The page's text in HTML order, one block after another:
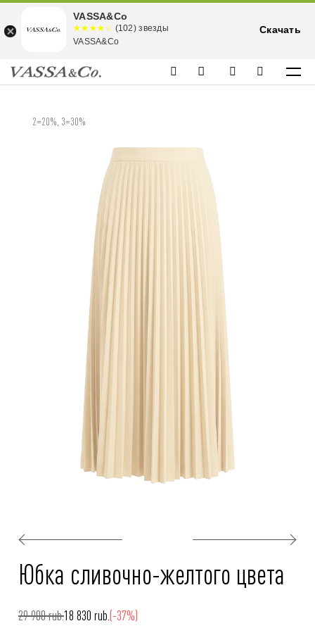
2=20%, 3=30%
Юбка сливочно-желтого цвета
29 900 rub.18 830 rub.(-37%)
VASSA&Co
☆☆☆☆☆
★★★★
★
(102) звезды
VASSA&Co
Скачать